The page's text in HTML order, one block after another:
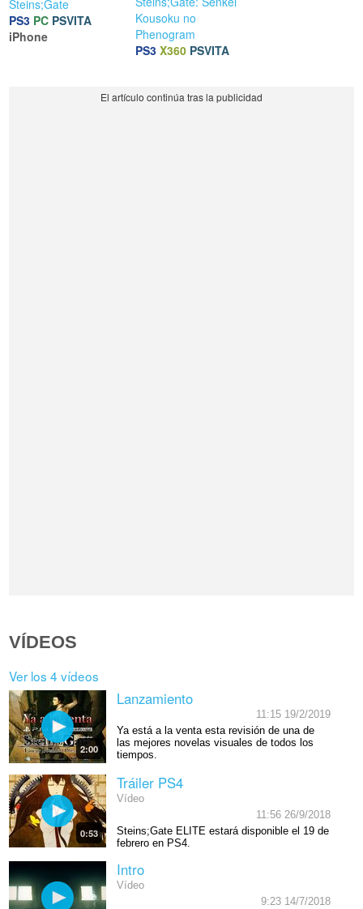
Steins;Gate
PS3 PC PSVITA
iPhone
Kousoku no
Phenogram
PS3 X360 PSVITA
VÍDEOS
Ver los 4 vídeos
2:00
Lanzamiento
11:15 19/2/2019
Ya está a la venta esta revisión de una de
las mejores novelas visuales de todos los
tiempos.
0:53
Tráiler PS4
Vídeo
11:56 26/9/2018
Steins;Gate ELITE estará disponible el 19 de
febrero en PS4.
Intro
Vídeo
9:23 14/7/2018